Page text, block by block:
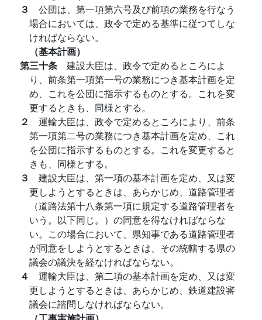
３ 公団は、第一項第六号及び前項の業務を行なう
場合においては、政令で定める基準に従つてしな
ければならない。
（基本計画）
第三十条 建設大臣は、政令で定めるところによ
り、前条第一項第一号の業務につき基本計画を定
め、これを公団に指示するものとする。これを変
更するときも、同様とする。
２ 運輸大臣は、政令で定めるところにより、前条
第一項第二号の業務につき基本計画を定め、これ
を公団に指示するものとする。これを変更すると
きも、同様とする。
３ 建設大臣は、第一項の基本計画を定め、又は変
更しようとするときは、あらかじめ、道路管理者
（道路法第十八条第一項に規定する道路管理者を
いう。以下同じ。）の同意を得なければならな
い。この場合において、県知事である道路管理者
が同意をしようとするときは、その統轄する県の
議会の議決を経なければならない。
４ 運輸大臣は、第二項の基本計画を定め、又は変
更しようとするときは、あらかじめ、鉄道建設審
議会に諮問しなければならない。